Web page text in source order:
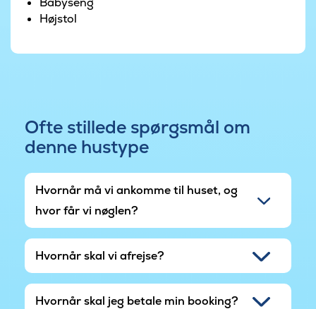
dobbeltværelser. De sidste 4 sovepladser findes
yngste gæster nyder at overnatte. Der er 3
Højstol
Ofte stillede spørgsmål om
denne hustype
Hvornår må vi ankomme til huset, og
hvor får vi nøglen?
Hvornår skal vi afrejse?
Hvornår skal jeg betale min booking?